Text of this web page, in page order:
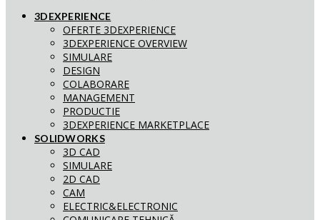
3DEXPERIENCE
OFERTE 3DEXPERIENCE
3DEXPERIENCE OVERVIEW
SIMULARE
DESIGN
COLABORARE
MANAGEMENT
PRODUCTIE
3DEXPERIENCE MARKETPLACE
SOLIDWORKS
3D CAD
SIMULARE
2D CAD
CAM
ELECTRIC&ELECTRONIC